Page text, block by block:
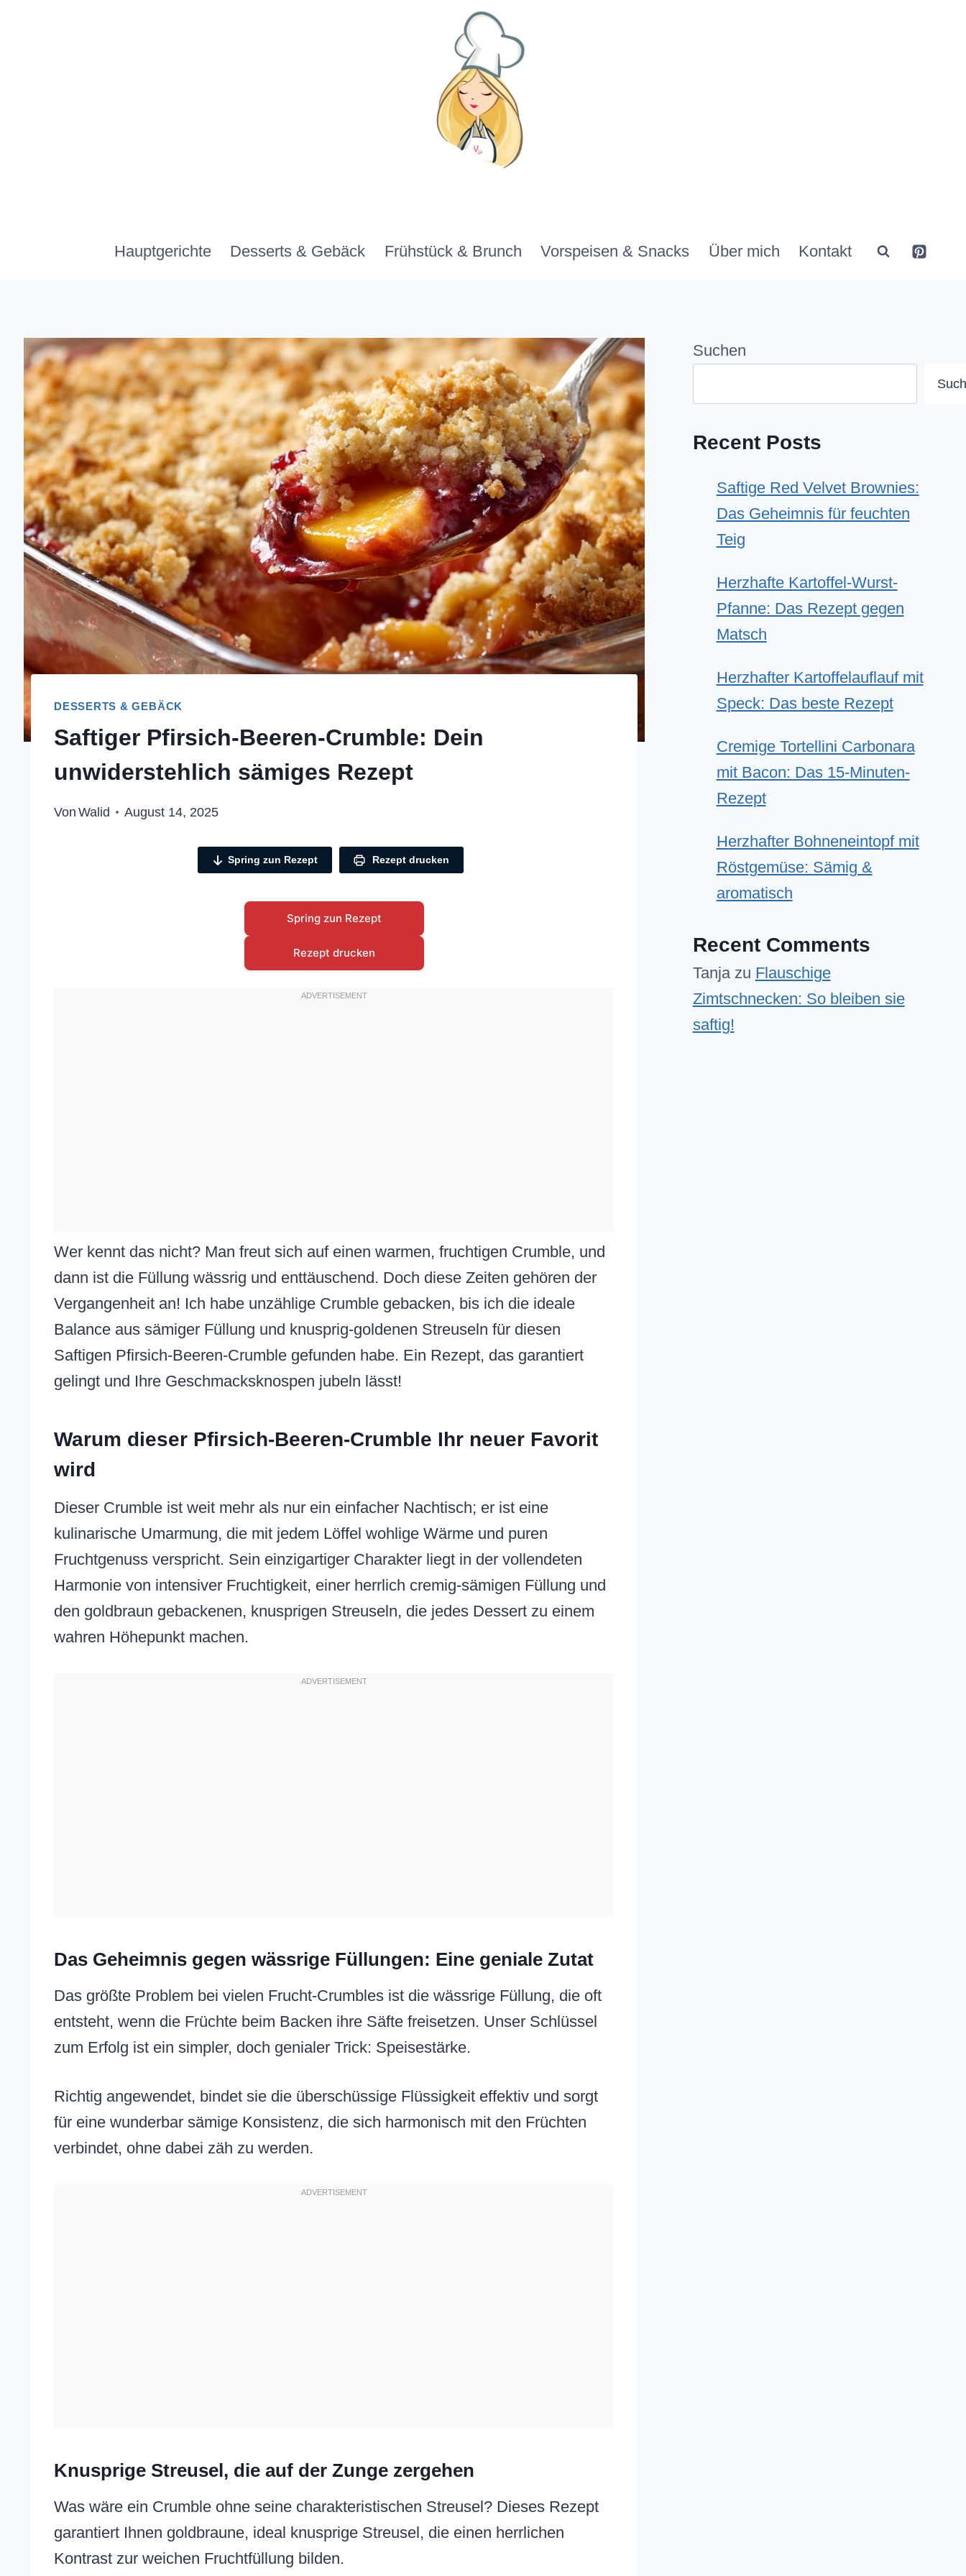
Hauptgerichte Desserts & Gebäck Frühstück & Brunch Vorspeisen & Snacks Über mich Kontakt
DESSERTS & GEBÄCK
Saftiger Pfirsich-Beeren-Crumble: Dein
unwiderstehlich sämiges Rezept
Von Walid August 14, 2025
Spring zun Rezept Rezept drucken
Spring zun Rezept
Rezept drucken
Wer kennt das nicht? Man freut sich auf einen warmen, fruchtigen Crumble, und
dann ist die Füllung wässrig und enttäuschend. Doch diese Zeiten gehören der
Vergangenheit an! Ich habe unzählige Crumble gebacken, bis ich die ideale
Balance aus sämiger Füllung und knusprig-goldenen Streuseln für diesen
Saftigen Pfirsich-Beeren-Crumble gefunden habe. Ein Rezept, das garantiert
gelingt und Ihre Geschmacksknospen jubeln lässt!
Warum dieser Pfirsich-Beeren-Crumble Ihr neuer Favorit
wird
Dieser Crumble ist weit mehr als nur ein einfacher Nachtisch; er ist eine
kulinarische Umarmung, die mit jedem Löffel wohlige Wärme und puren
Fruchtgenuss verspricht. Sein einzigartiger Charakter liegt in der vollendeten
Harmonie von intensiver Fruchtigkeit, einer herrlich cremig-sämigen Füllung und
den goldbraun gebackenen, knusprigen Streuseln, die jedes Dessert zu einem
wahren Höhepunkt machen.
Das Geheimnis gegen wässrige Füllungen: Eine geniale Zutat
Das größte Problem bei vielen Frucht-Crumbles ist die wässrige Füllung, die oft
entsteht, wenn die Früchte beim Backen ihre Säfte freisetzen. Unser Schlüssel
zum Erfolg ist ein simpler, doch genialer Trick: Speisestärke.
Richtig angewendet, bindet sie die überschüssige Flüssigkeit effektiv und sorgt
für eine wunderbar sämige Konsistenz, die sich harmonisch mit den Früchten
verbindet, ohne dabei zäh zu werden.
Knusprige Streusel, die auf der Zunge zergehen
Was wäre ein Crumble ohne seine charakteristischen Streusel? Dieses Rezept
garantiert Ihnen goldbraune, ideal knusprige Streusel, die einen herrlichen
Kontrast zur weichen Fruchtfüllung bilden.
Suchen
Recent Posts
Saftige Red Velvet Brownies:
Das Geheimnis für feuchten
Teig
Herzhafte Kartoffel-Wurst-
Pfanne: Das Rezept gegen
Matsch
Herzhafter Kartoffelauflauf mit
Speck: Das beste Rezept
Cremige Tortellini Carbonara
mit Bacon: Das 15-Minuten-
Rezept
Herzhafter Bohneneintopf mit
Röstgemüse: Sämig &
aromatisch
Recent Comments
Tanjazu Flauschige
Zimtschnecken: So bleiben sie
saftig!